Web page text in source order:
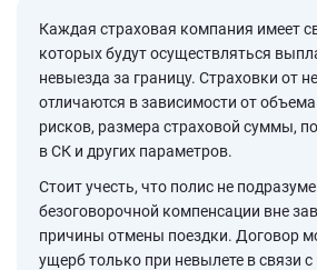
Каждая страховая компания имеет
которых будут осуществляться
невыезда за границу. Страховки от
отличаются в зависимости от
рисков, размера страховой суммы,
в СК и других параметров.
Стоит учесть, что полис не
безоговорочной компенсации вне
причины отмены поездки. Договор
ущерб только при невылете в связи